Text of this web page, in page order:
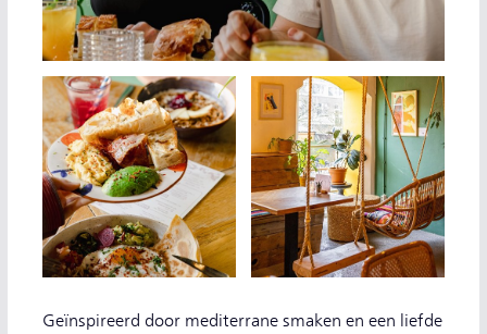
Geïnspireerd door mediterrane smaken en een liefde